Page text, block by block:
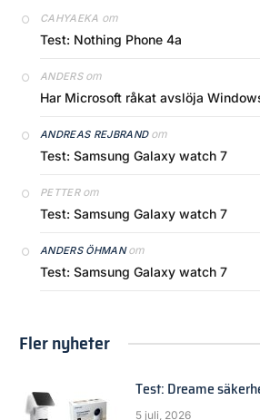
CAHYAEKA om
Test: Nothing Phone 4a
ANDERSom
Har Microsoft råkat avslöja
ANDREAS REJBRANDom
Test: Samsung Galaxy watch 7
PETTERom
Test: Samsung Galaxy watch 7
ANDERS ÖHMANom
Test: Samsung Galaxy watch 7
Fler nyheter
Test: Dreame
5 juli, 2026